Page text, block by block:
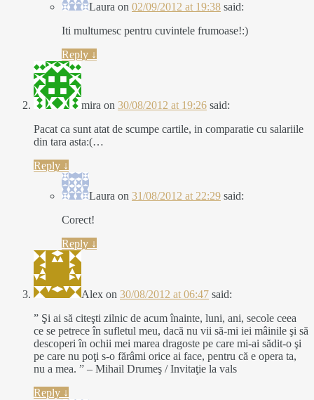
Laura on 02/09/2012 at 19:38 said:
Iti multumesc pentru cuvintele frumoase!:)
Reply ↓
mira on 30/08/2012 at 19:26 said:
Pacat ca sunt atat de scumpe cartile, in comparatie cu salariile
din tara asta:(…
Reply ↓
Laura on 31/08/2012 at 22:29 said:
Corect!
Reply ↓
Alex on 30/08/2012 at 06:47 said:
” Şi ai să citeşti zilnic de acum înainte, luni, ani, secole ceea
ce se petrece în sufletul meu, dacă nu vii să-mi iei mâinile şi să
descoperi în ochii mei marea dragoste pe care mi-ai sădit-o şi
pe care nu poţi s-o fărâmi orice ai face, pentru că e opera ta,
nu a mea. ” – Mihail Drumeş / Invitaţie la vals
Reply ↓